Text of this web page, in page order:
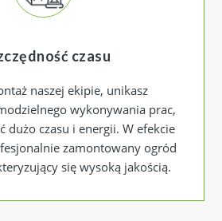
czasu
naszej ekipie, unikasz
wykonywania prac,
dużo czasu i energii. W efekcie
zamontowany ogród
się wysoką jakością.